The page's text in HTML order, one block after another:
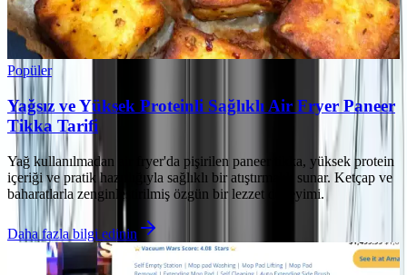
Popüler
Yağsız ve Yüksek Proteinli Sağlıklı Air Fryer Paneer
Tikka Tarifi
Yağ kullanılmadan air fryer'da pişirilen paneer tikka, yüksek protein
içeriği ve pratik hazırlığıyla sağlıklı bir atıştırmalık sunar. Ketçap ve
baharatlarla zenginleştirilmiş özgün bir lezzet deneyimi.
Daha fazla bilgi edinin